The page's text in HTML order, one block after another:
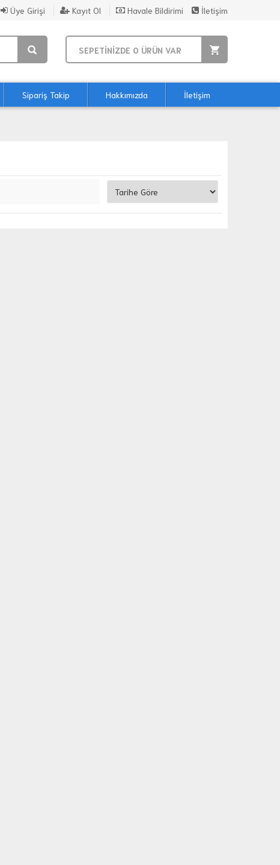
Üye Girişi Kayıt Ol Havale Bildirimi İletişim
SEPETİNİZDE 0 ÜRÜN VAR
Sipariş Takip Hakkımızda İletişim